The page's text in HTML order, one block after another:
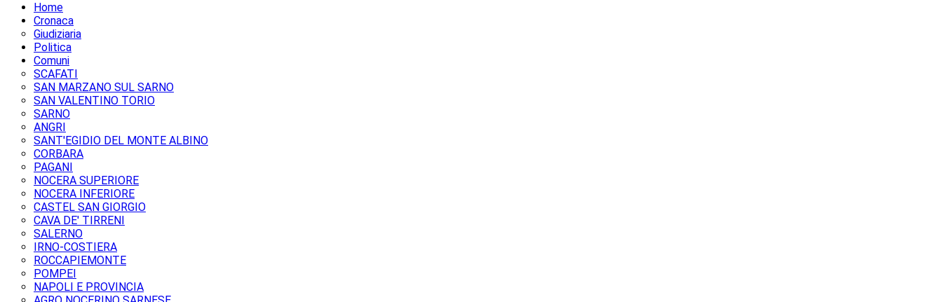
Home
Cronaca
Giudiziaria
Politica
Comuni
SCAFATI
SAN MARZANO SUL SARNO
SAN VALENTINO TORIO
SARNO
ANGRI
SANT'EGIDIO DEL MONTE ALBINO
CORBARA
PAGANI
NOCERA SUPERIORE
NOCERA INFERIORE
CASTEL SAN GIORGIO
CAVA DE' TIRRENI
SALERNO
IRNO-COSTIERA
ROCCAPIEMONTE
POMPEI
NAPOLI E PROVINCIA